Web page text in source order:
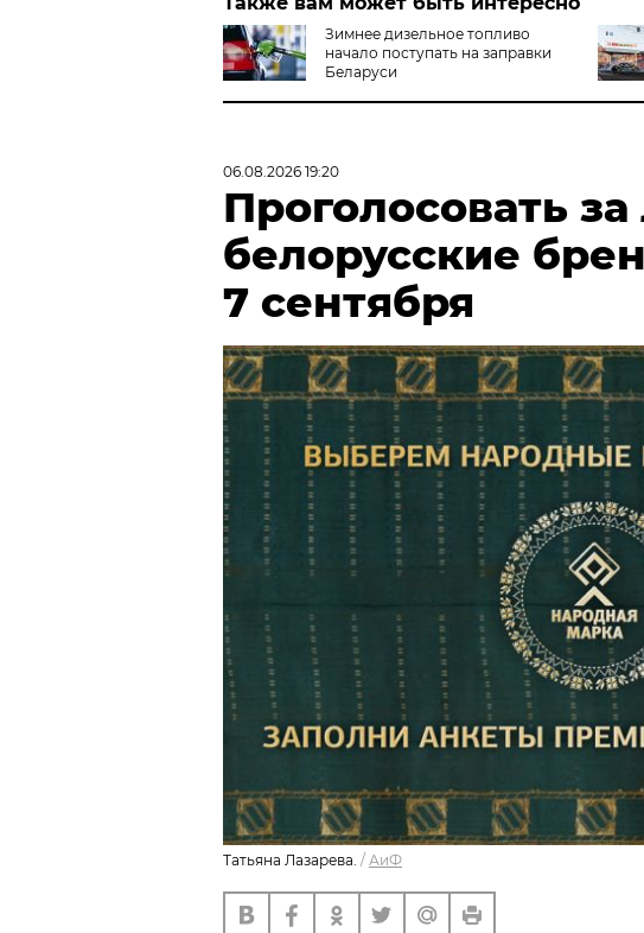
Зимнее дизельное топливо
начало поступать на заправки
Беларуси
06.08.2026 19:20
Проголосовать
белорусские
7 сентября
Татьяна Лазарева. / АиФ